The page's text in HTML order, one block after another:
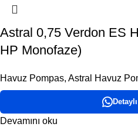
Astral 0,75 Verdon ES
HP Monofaze)
Havuz Pompas, Astral Havuz
Devamını oku